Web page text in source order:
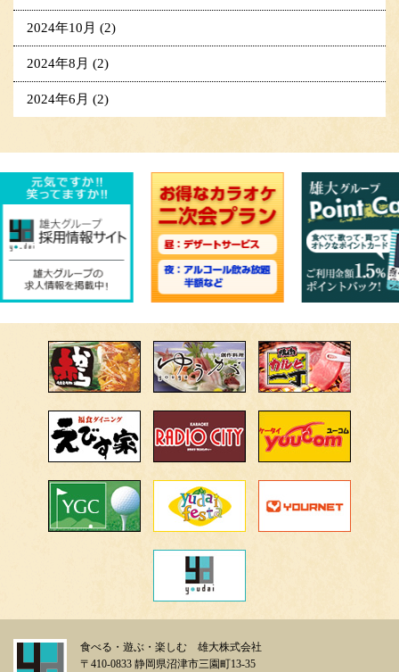
2024年10月 (2)
2024年8月 (2)
2024年6月 (2)
食べる・遊ぶ・楽しむ 雄大株式会社
〒410-0833 静岡県沼津市三園町13-35